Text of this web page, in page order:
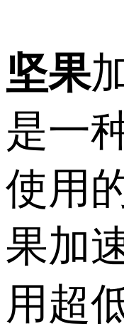
坚果
是一
使用
果加
用超